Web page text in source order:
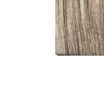
Tratamente
Vopsea de par